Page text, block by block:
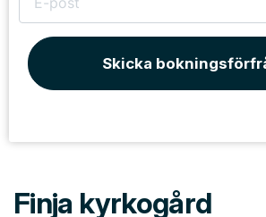
Skicka
Finja kyrkogård